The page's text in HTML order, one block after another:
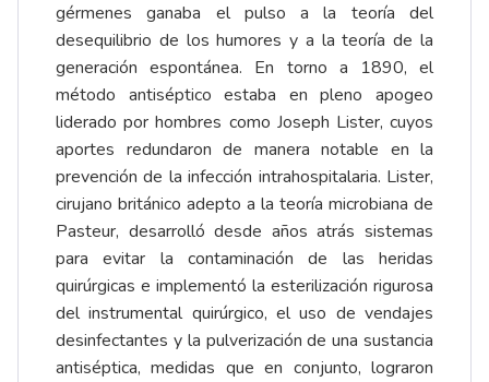
gérmenes ganaba el pulso a la teoría del
desequilibrio de los humores y a la teoría de la
generación espontánea. En torno a 1890, el
método antiséptico estaba en pleno apogeo
liderado por hombres como Joseph Lister, cuyos
aportes redundaron de manera notable en la
prevención de la infección intrahospitalaria. Lister,
cirujano británico adepto a la teoría microbiana de
Pasteur, desarrolló desde años atrás sistemas
para evitar la contaminación de las heridas
quirúrgicas e implementó la esterilización rigurosa
del instrumental quirúrgico, el uso de vendajes
desinfectantes y la pulverización de una sustancia
antiséptica, medidas que en conjunto, lograron